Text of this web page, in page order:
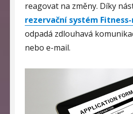
reagovat na změny. Díky
rezervační systém
odpadá zdlouhavá
nebo e-mail.